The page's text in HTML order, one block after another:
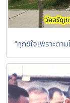
"ทุกข์ใจเพราะตา